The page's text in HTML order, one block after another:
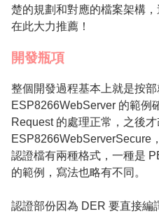
楚的規劃和對應的檔案架構
在此大力推薦！
開發瓶項
整個開發過程基本上就是按
ESP8266WebServer 的範例
Request 的處理正常，之後
ESP8266WebServerSecure
認證檔有兩種格式，一種是
的範例，寫法也略有不同。
認證部份因為 DER 要直接編